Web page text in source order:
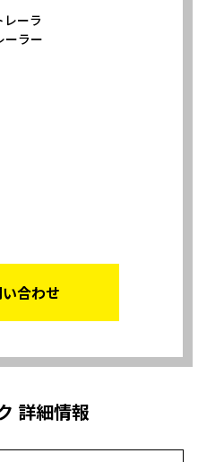
レーラ
ーラー
合わせ
詳細情報